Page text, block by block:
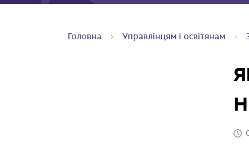
Головна Управлінцям і освітянам